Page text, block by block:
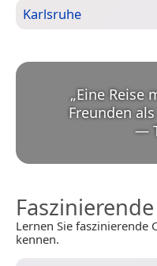
Karlsruhe
„Eine Reise
Freunden
—
Lernen Sie faszinierende
kennen.